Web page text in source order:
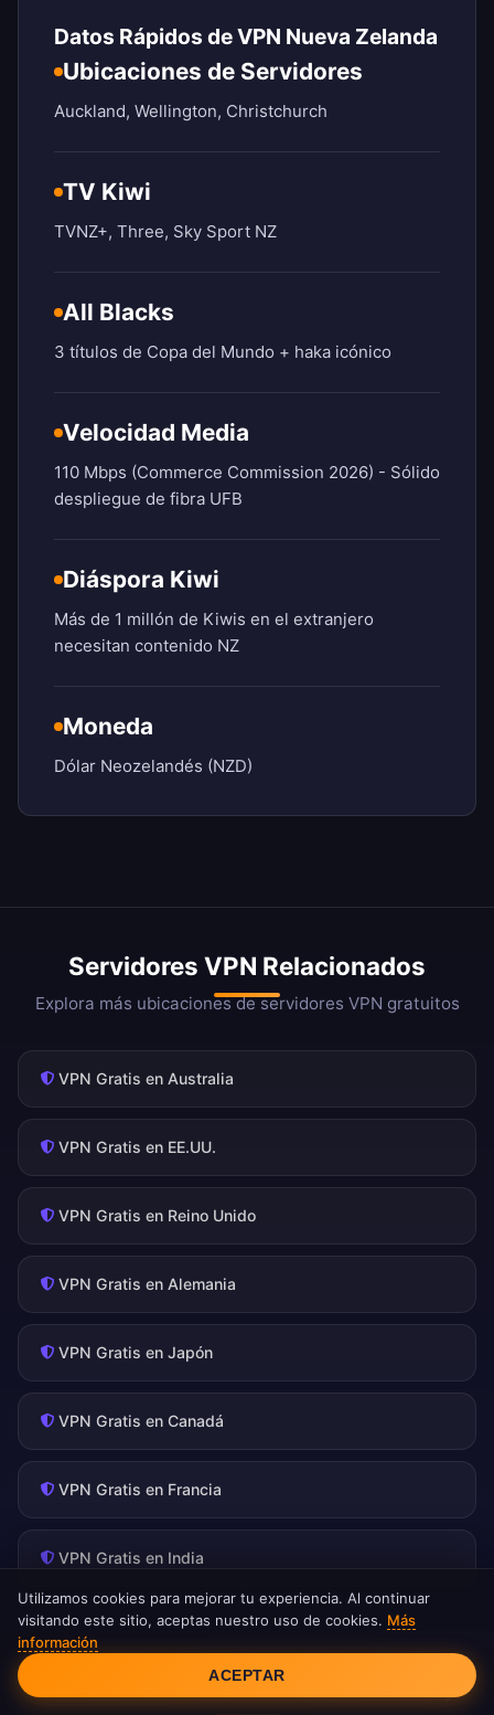
Datos Rápidos de VPN Nueva Zelanda
Ubicaciones de Servidores
Auckland, Wellington, Christchurch
TV Kiwi
TVNZ+, Three, Sky Sport NZ
All Blacks
3 títulos de Copa del Mundo + haka icónico
Velocidad Media
110 Mbps (Commerce Commission 2026) - Sólido
despliegue de fibra UFB
Diáspora Kiwi
Más de 1 millón de Kiwis en el extranjero
necesitan contenido NZ
Moneda
Dólar Neozelandés (NZD)
Servidores VPN Relacionados
Explora más ubicaciones de servidores VPN gratuitos
VPN Gratis en Australia
VPN Gratis en EE.UU.
VPN Gratis en Reino Unido
VPN Gratis en Alemania
VPN Gratis en Japón
VPN Gratis en Canadá
VPN Gratis en Francia
VPN Gratis en India
Obtén Tu IP Neozelandesa Gratis Hoy
Consentimiento de cookies
Utilizamos cookies para mejorar tu experiencia. Al continuar
visitando este sitio, aceptas nuestro uso de cookies. Más
información
ACEPTAR